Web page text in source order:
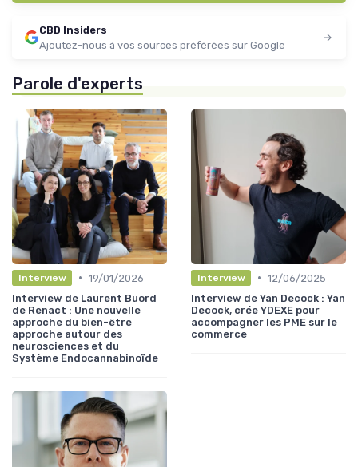
CBD Insiders
Ajoutez-nous à vos sources préférées sur Google
Parole d'experts
Interview • 19/01/2026
Interview de Laurent Buord
de Renact : Une nouvelle
approche du bien-être
approche autour des
neurosciences et du
Système Endocannabinoïde
Interview • 12/06/2025
Interview de Yan Decock : Yan
Decock, crée YDEXE pour
accompagner les PME sur le
commerce